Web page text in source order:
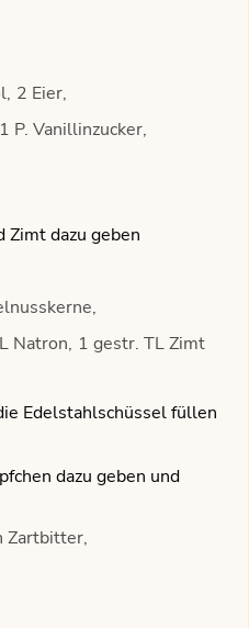
2 Eier,
1 P. Vanillinzucker,
Zimt dazu geben
Natron, 1 gestr. TL Zimt
Edelstahlschüssel füllen
dazu geben und
Zartbitter,